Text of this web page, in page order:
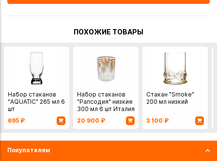
ПОХОЖИЕ ТОВАРЫ
Набор стаканов
"AQUATIC" 265 мл 6
шт
695 ₽
Набор стаканов
"Рапсодия" низкие
300 мл 6 шт Италия
Same Decorazione
хрусталь
20 900 ₽
Стакан "Smoke"
200 мл низкий
3 100 ₽
Покупателям